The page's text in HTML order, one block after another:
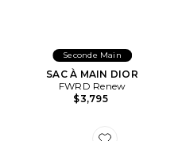
Seconde Main
SAC À MAIN DIOR
FWRD Renew
$3,795